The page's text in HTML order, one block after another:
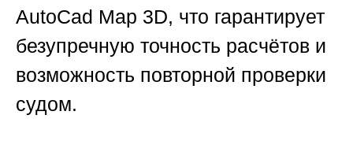
AutoCad Map 3D, что гарантирует
безупречную точность расчётов и
возможность повторной проверки
судом.